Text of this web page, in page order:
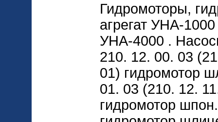
Гидромоторы,
агрегат УНА-
УНА-4000 .
210. 12. 00. 03
01) гидромотор
01. 03 (210. 12.
гидромотор